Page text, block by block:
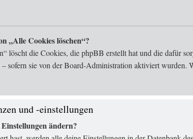
„Alle Cookies löschen“?
löscht die Cookies, die phpBB erstellt hat und die dafür
– sofern sie von der Board-Administration aktiviert
und -einstellungen
ändern?